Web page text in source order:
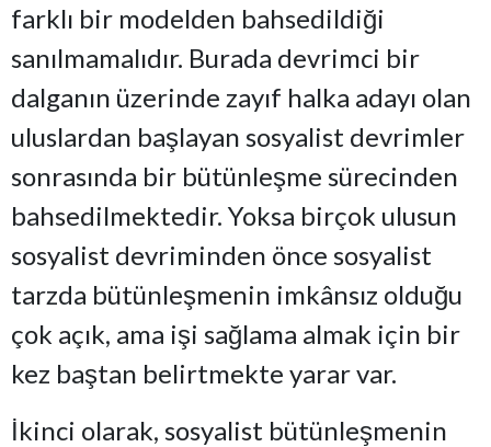
farklı bir modelden bahsedildiği
sanılmamalıdır. Burada devrimci bir
dalganın üzerinde zayıf halka adayı olan
uluslardan başlayan sosyalist devrimler
sonrasında bir bütünleşme sürecinden
bahsedilmektedir. Yoksa birçok ulusun
sosyalist devriminden önce sosyalist
tarzda bütünleşmenin imkânsız olduğu
çok açık, ama işi sağlama almak için bir
kez baştan belirtmekte yarar var.
İkinci olarak, sosyalist bütünleşmenin